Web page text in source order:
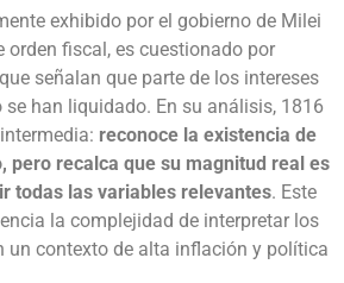
exhibido por el gobierno de Milei
orden fiscal, es cuestionado por
señalan que parte de los intereses
han liquidado. En su análisis, 1816
reconoce la existencia de
pero recalca que su magnitud real es
todas las variables relevantes. Este
la complejidad de interpretar los
un contexto de alta inflación y política